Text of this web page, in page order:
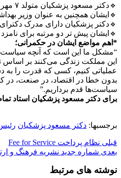
🔹دکتر مسعود پزشکیان متولد ۷ مهر ماه ۱۳۳۳در مهاباد، سابقه نمایندگی در ادوار هشتم، نهم، دهم (نایب رئیس)، یازدهم و دوازهم مجلس از حوزه انتخابیه تبریز، آذرشهر و اسکو را در کارنامه سوابق خود دارد.
🔹ایشان همچنین به عنوان وزیر
🔹دکتر پزشکیان دارای مدرک
🔹ایشان پیش تر دو مرتبه برای نامزدی انتخابات
*اهم مواضع ایشان در حکمرانی؛
“مشکل ما این است که آنچه
این مملکت زندگی‌ می‌کنند بر اساس
عملیاتی کنیم، کسی که قدرت را به
بدون خطا در اقتصاد، در صنعت، در
سیاست‌ها قدم برداریم.”
برای دکتر مسعود پزشکیان استاد
برجسبها: دکتر مسعود پزشکیان
قبلی نظام پرداخت Fee for Service
بعدی شماره جدید نشریه فرهنگ و
نوشته های مرتبط